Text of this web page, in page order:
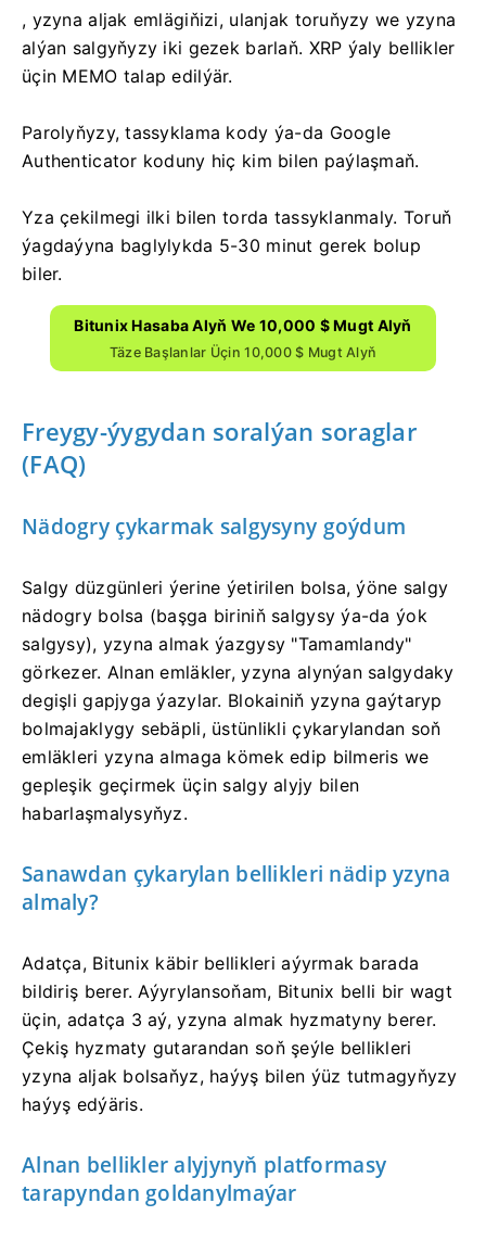
, yzyna aljak emlägiňizi, ulanjak toruňyzy we yzyna
alýan salgyňyzy iki gezek barlaň. XRP ýaly bellikler
üçin MEMO talap edilýär.
Parolyňyzy, tassyklama kody ýa-da Google
Authenticator koduny hiç kim bilen paýlaşmaň.
Yza çekilmegi ilki bilen torda tassyklanmaly. Toruň
ýagdaýyna baglylykda 5-30 minut gerek bolup
biler.
Bitunix Hasaba Alyň We 10,000 $ Mugt Alyň
Täze Başlanlar Üçin 10,000 $ Mugt Alyň
Freygy-ýygydan soralýan soraglar
(FAQ)
Nädogry çykarmak salgysyny goýdum
Salgy düzgünleri ýerine ýetirilen bolsa, ýöne salgy
nädogry bolsa (başga biriniň salgysy ýa-da ýok
salgysy), yzyna almak ýazgysy "Tamamlandy"
görkezer. Alnan emläkler, yzyna alynýan salgydaky
degişli gapjyga ýazylar. Blokainiň yzyna gaýtaryp
bolmajaklygy sebäpli, üstünlikli çykarylandan soň
emläkleri yzyna almaga kömek edip bilmeris we
gepleşik geçirmek üçin salgy alyjy bilen
habarlaşmalysyňyz.
Sanawdan çykarylan bellikleri nädip yzyna
almaly?
Adatça, Bitunix käbir bellikleri aýyrmak barada
bildiriş berer. Aýyrylansoňam, Bitunix belli bir wagt
üçin, adatça 3 aý, yzyna almak hyzmatyny berer.
Çekiş hyzmaty gutarandan soň şeýle bellikleri
yzyna aljak bolsaňyz, haýyş bilen ýüz tutmagyňyzy
haýyş edýäris.
Alnan bellikler alyjynyň platformasy
tarapyndan goldanylmaýar